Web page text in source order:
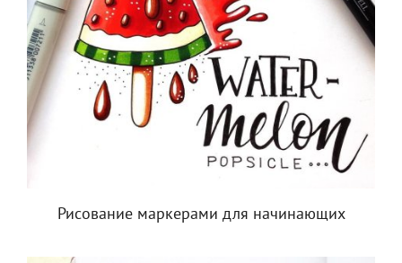
Рисование маркерами для начинающих